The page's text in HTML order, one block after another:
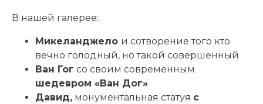
В нашей галерее:
Микеланджело и сотворение того кто
вечно голодный, но такой совершенный
Ван Гог со своим современным
шедевром «Ван Дог»
Давид, монументальная статуя с